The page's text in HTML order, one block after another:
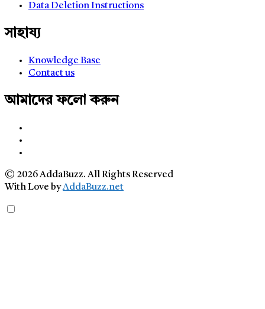
Data Deletion Instructions
সাহায্য
Knowledge Base
Contact us
আমাদের ফলো করুন
© 2026 AddaBuzz. All Rights Reserved
With Love byAddaBuzz.net